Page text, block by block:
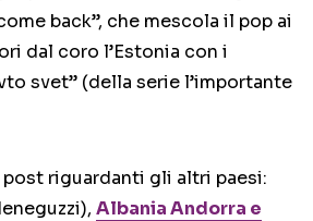
back”, che mescola il pop ai
dal coro l’Estonia con i
svet” (della serie l’importante
riguardanti gli altri paesi:
Albania Andorra e